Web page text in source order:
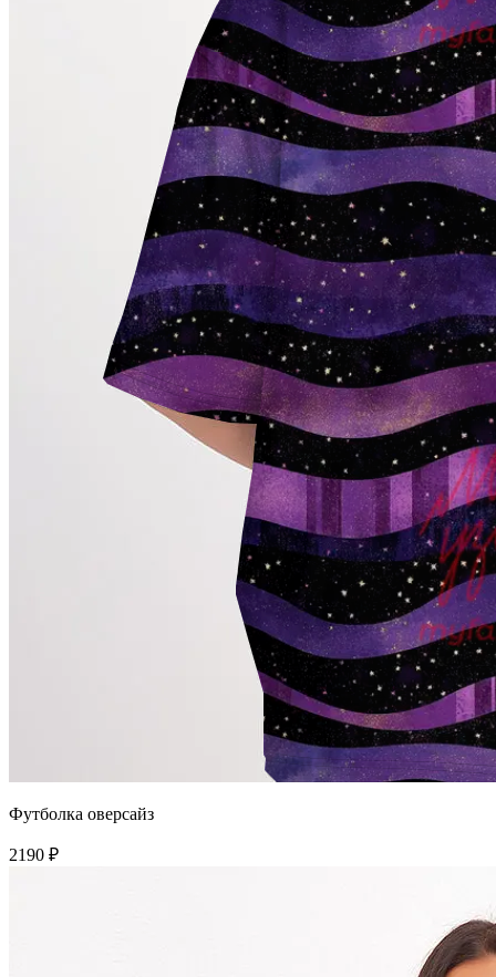
Футболка оверсайз
2190 ₽